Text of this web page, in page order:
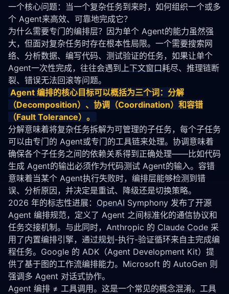
一个核心问题：当一个复杂任务到来时，如何组织一个或多
个 Agent来高效、可靠地完成它？
为什么需要专门的编排层？因为单个 Agent的能力虽然强
大，但面对复杂任务时存在根本性局限。一个需要搜索网
络、分析数据、编写代码、测试验证的任务，如果让单个
Agent一次性完成，往往会遇到 上下文窗口耗尽、推理链断
裂、错误无法回滚等问题。
Agent 编排的核心目标可以概括为三个词：分解
（Decomposition）、协调（Coordination）和容错
（Fault Tolerance）。
分解意味着将复杂任务拆解为可管理的子任务，每个子任务
可以由专门的 Agent或专门的工具链来处理。协调意味着
确保各个子任务之间的依赖关系得到正确处理——比如代码
生成 Agent的输出必须作为代码测试 Agent的输入。容错
意味着当某个 Agent执行失败时，编排层能够检测到错
误、分析原因，并决定是重试、降级还是切换策略。
2026 年的标志性进展： OpenAI Symphony 发布了开源
Agent 编排规范，定义了 Agent 之间标准化的通信协议和
任务交接机制。与此同时，Anthropic 的 Claude Code 采
用了内置编排引擎，通过规划 -执行-验证循环来自主完成编
程任务。Google 的 ADK（Agent Development Kit）提
供了基于图的工作流编排能力。Microsoft 的 AutoGen 则
强调多 Agent 对话式协作。
Agent 编排 ≠ 工具调用。这是一个常见的概念混淆。工具